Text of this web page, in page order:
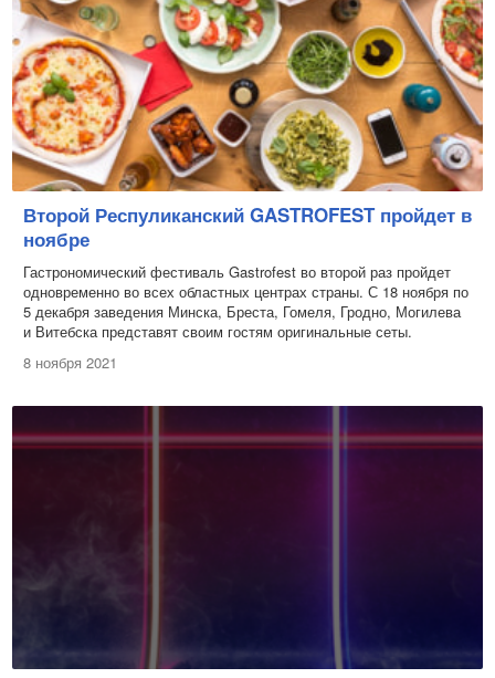
Второй Респуликанский GASTROFEST пройдет в
ноябре
Гастрономический фестиваль Gastrofest во второй раз пройдет
одновременно во всех областных центрах страны. С 18 ноября по
5 декабря заведения Минска, Бреста, Гомеля, Гродно, Могилева
и Витебска представят своим гостям оригинальные сеты.
8 ноября 2021